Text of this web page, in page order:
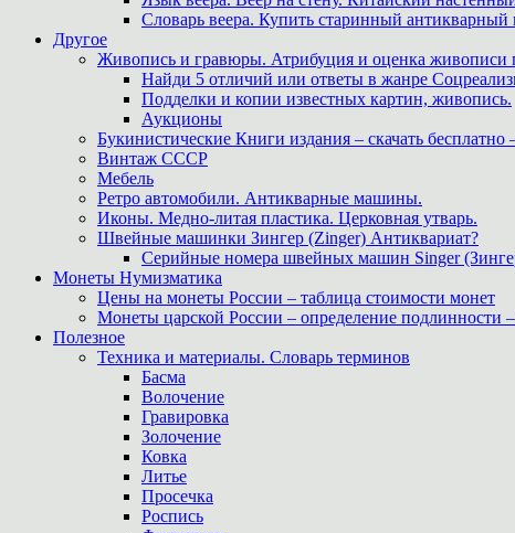
Словарь веера. Купить старинный антикварный
Другое
Живопись и гравюры. Атрибуция и оценка живописи
Найди 5 отличий или ответы в жанре
Подделки и копии известных картин, живопись.
Аукционы
Букинистические Книги издания – скачать
Винтаж СССР
Мебель
Ретро автомобили. Антикварные машины.
Иконы. Медно-литая пластика. Церковная утварь.
Швейные машинки Зингер (Zinger) Антиквариат?
Серийные номера швейных машин Singer
Монеты Нумизматика
Цены на монеты России – таблица стоимости монет
Монеты царской России – определение подлинности
Полезное
Техника и материалы. Словарь терминов
Басма
Волочение
Гравировка
Золочение
Ковка
Литье
Просечка
Роспись